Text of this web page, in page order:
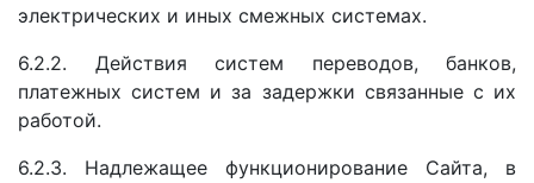
электрических и иных смежных системах.
6.2.2. Действия систем переводов, банков,
платежных систем и за задержки связанные с их
работой.
6.2.3. Надлежащее функционирование Сайта, в